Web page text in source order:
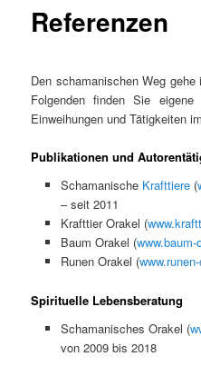
Referenzen
Den schamanischen Weg
Folgenden finden Sie eigene
Einweihungen und Tätigkeiten
Publikationen und
Schamanische Krafttiere(
– seit 2011
Krafttier Orakel (
Baum Orakel (www.baum-
Runen Orakel (
Spirituelle Lebensberatung
Schamanisches Orakel (
von 2009 bis 2018